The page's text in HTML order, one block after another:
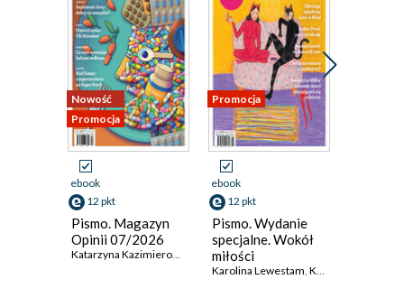
Nowość
Promocja
ebook
12 pkt
Pismo. Magazyn
Opinii 07/2026
Katarzyna Kazimierowska Krzysztof Kamil Baczyński
Promocja
ebook
12 pkt
Pismo. Wydanie
specjalne. Wokół
miłości
Karolina Lewestam, Katarzyna Miller